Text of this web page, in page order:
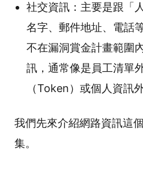
社交資訊：主要是跟「
名字、郵件地址、電話
不在漏洞賞金計畫範圍
訊，通常像是員工清單
（Token）或個人資訊
我們先來介紹網路資訊這
集。